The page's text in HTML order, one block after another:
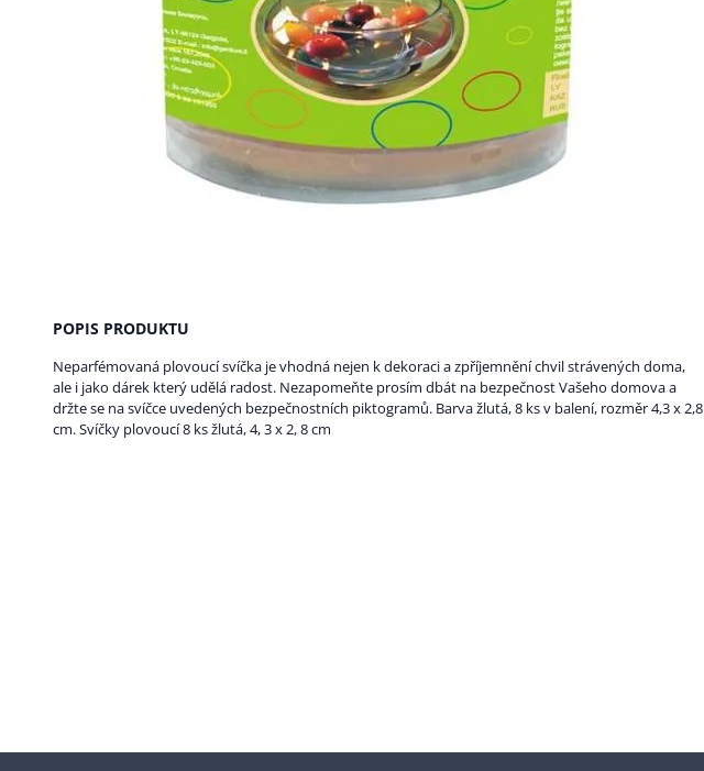
POPIS PRODUKTU
Neparfémovaná plovoucí svíčka je vhodná nejen k dekoraci a zpříjemnění chvil strávených doma,
ale i jako dárek který udělá radost. Nezapomeňte prosím dbát na bezpečnost Vašeho domova a
držte se na svíčce uvedených bezpečnostních piktogramů. Barva žlutá, 8 ks v balení, rozměr 4,3 x 2,8
cm. Svíčky plovoucí 8 ks žlutá, 4, 3 x 2, 8 cm